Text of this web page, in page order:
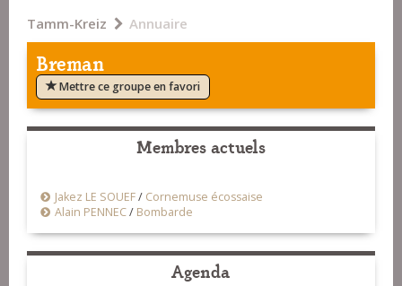
Tamm-Kreiz Annuaire
Breman
Mettre ce groupe en favori
Membres actuels
Jakez LE SOUEF/ Cornemuse écossaise
Alain PENNEC/ Bombarde
Agenda